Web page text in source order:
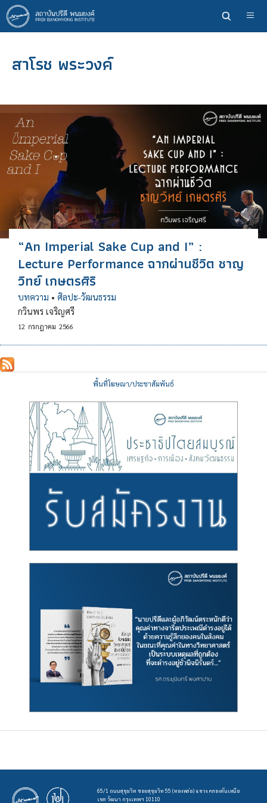
ข้าม
ไป
ยัง
หลักสาโรช พระวงค์
“An Imperial Sake Cup and I” :
Lecture Performance ฉากผ่านชีวิต ชาญ
วิทย์ เกษตรศิริ
บทความ • ศิลปะ-วัฒนธรรม
กวินพร เจริญศรี
12 กรกฎาคม 2566
พื้นที่โฆษณา/ประชาสัมพันธ์
65/1 ถนนสุขุมวิท ซอยสุขุมวิท 55 (ทองหล่อ) แขวง คลองตันเหนือ
เขต วัฒนา กรุงเทพฯ 10110